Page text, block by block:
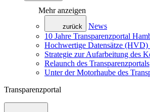
Mehr anzeigen
zurück
News
10 Jahre Transparenzportal
Hochwertige Datensätze (HVD)
Strategie zur Aufarbeitung des
Relaunch des Transparenzportals
Unter der Motorhaube des
Transparenzportal